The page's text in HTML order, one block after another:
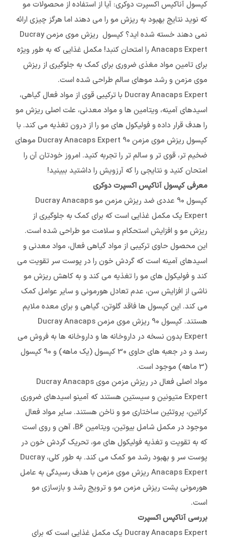
کپسول آناکپس اکسپرت دوکری: آیا از استفاده از محصولات مو
که نوید نتایج بهبود به ریزش مو را می دهند اما هرگز چیزی ارائه
نمی دهند خسته شده اید؟ کپسول ریزش موی مزمن Ducray
Anacaps Expert را امتحان کنبد! مکمل غذایی که به طور ویژه
برای تامین مواد مغذی ضروری برای کمک به جلوگیری از ریزش
موی مزمن و رشد موهای سالم طراحی شده است.
Ducray Anacaps Expert با ترکیبی قوی از مواد فعال گیاهی،
اسیدهای آمینه، ویتامین ها و مواد معدنی، علت اصلی ریزش مو
را هدف قرار داده و فولیکول های مو را از درون تغذیه می کند. با
کپسول ریزش موی مزمن 90 Ducray Anacaps Expert موهای
ضخیم تر، قوی تر و سالم تر را تجربه کنید. امروز خودتان آن را
امتحان کنید و نتایجی را که آرزویش را داشتید ببینید!
معرفی کپسول آناکپس اکسپرت دوکری
کپسول 90 عددی ضد ریزش مزمن مو Ducray Anacaps
Expert یک مکمل غذایی است که برای کمک به جلوگیری از
ریزش مو و افزایش استحکام و سلامت مو طراحی شده است.
این محصول حاوی ترکیبی از مواد گیاهی فعال، مواد معدنی و
اسیدهای آمینه است که گردش خون را در پوست سر تقویت می
کند و فولیکول های مو را تغذیه می کند و به کاهش ریزش مو
ناشی از افزایش سن، عدم تعادل هورمونی و سایر عوامل کمک
می کند. این کپسول ها فاقد گلوتن، گیاهی و برای معده ملایم
هستند. کپسول 90 ریزش موی مزمن Ducray Anacaps
Expert بدون نسخه در داروخانه ها و داروخانه ها به فروش می
رسد و در جعبه های حاوی 30 کپسول (یک ماهه) و 90 کپسول
(3 ماهه) موجود است.
مواد اصلی فعال در ریزش مزمن موی Ducray Anacaps
Expert متیونین و سیستین هستند که آمینو اسیدهای ضروری
کراتین، پروتئین ساختاری مو و ناخن هستند. سایر مواد فعال
موجود در مکمل شامل بیوتین، ویتامین B6، آهن و روی است
که به تقویت و تغذیه فولیکول های مو، تحریک گردش خون در
پوست سر و بهبود رشد مو کمک می کند. به طور کلی، Ducray
Anacaps Expert ریزش موی مزمن با هدف رسیدگی به عامل
هورمونی پشت ریزش مزمن مو و ترویج رشد و بازسازی مو
است.
بررسی آناکپس اکسپرت
Ducray Anacaps Expert یک مکمل غذایی است که برای